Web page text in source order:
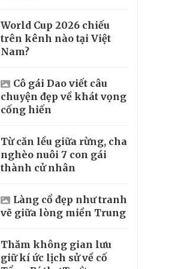
World Cup 2026 chiếu
trên kênh nào tại Việt
Nam?
Cô gái Dao viết câu
chuyện đẹp về khát vọng
cống hiến
Từ căn lều giữa rừng, cha
nghèo nuôi 7 con gái
thành cử nhân
Làng cổ đẹp như tranh
vẽ giữa lòng miền Trung
Thăm không gian lưu
giữ kí ức lịch sử về cố